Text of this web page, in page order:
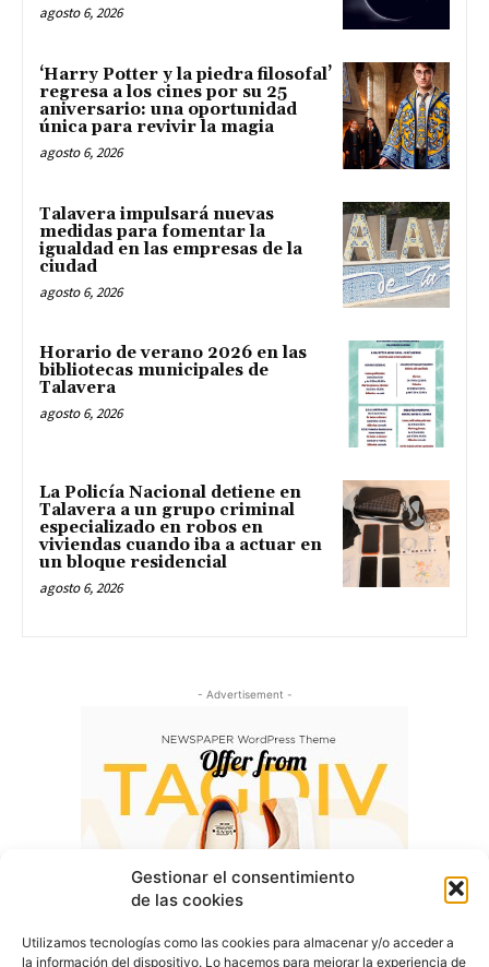
Gestionar el consentimiento
de las cookies
Utilizamos tecnologías como las cookies para almacenar y/o acceder a
la información del dispositivo. Lo hacemos para mejorar la experiencia de
agosto 6, 2026
‘Harry Potter y la piedra filosofal’
regresa a los cines por su 25
aniversario: una oportunidad
única para revivir la magia
agosto 6, 2026
Talavera impulsará nuevas
medidas para fomentar la
igualdad en las empresas de la
ciudad
agosto 6, 2026
Horario de verano 2026 en las
bibliotecas municipales de
Talavera
agosto 6, 2026
La Policía Nacional detiene en
Talavera a un grupo criminal
especializado en robos en
viviendas cuando iba a actuar en
un bloque residencial
agosto 6, 2026
- Advertisement -